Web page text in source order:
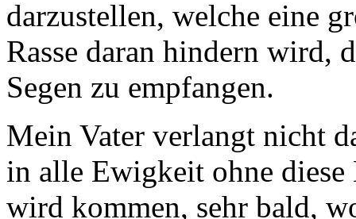
darzustellen, welche eine
Rasse daran hindern wird,
Segen zu empfangen.
Mein Vater verlangt nicht
in alle Ewigkeit ohne
wird kommen, sehr bald,